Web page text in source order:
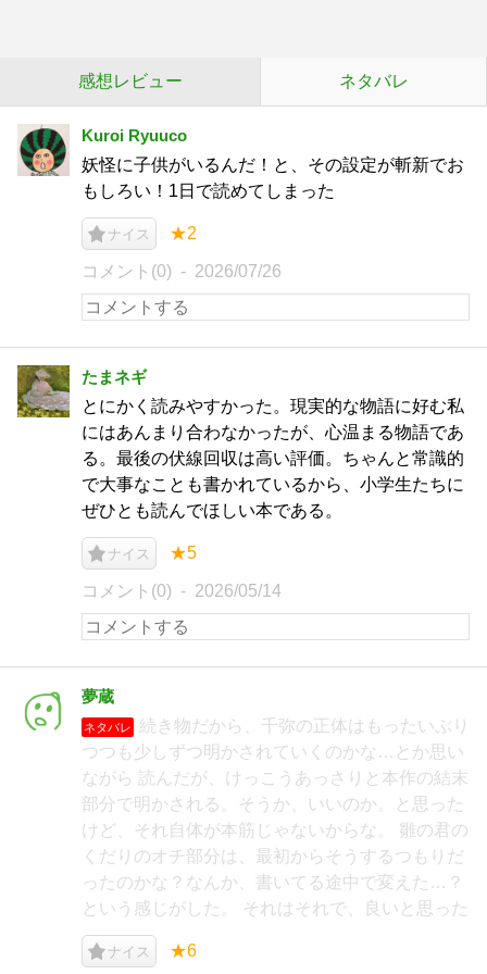
感想レビュー ネタバレ
Kuroi Ryuuco
妖怪に子供がいるんだ！と、その設定が斬新でお
もしろい！1日で読めてしまった
ナイス ★2
コメント(0) 2026/07/26
たまネギ
とにかく読みやすかった。現実的な物語に好む私
にはあんまり合わなかったが、心温まる物語であ
る。最後の伏線回収は高い評価。ちゃんと常識的
で大事なことも書かれているから、小学生たちに
ぜひとも読んでほしい本である。
ナイス ★5
コメント(0) 2026/05/14
夢蔵
ネタバレ
続き物だから、千弥の正体はもったいぶり
つつも少しずつ明かされていくのかな…とか思い
ながら 読んだが、けっこうあっさりと本作の結末
部分で明かされる。そうか、いいのか。と思った
けど、それ自体が本筋じゃないからな。 雛の君の
くだりのオチ部分は、最初からそうするつもりだ
ったのかな？なんか、書いてる途中で変えた…？
という感じがした。 それはそれで、良いと思った
ナイス ★6